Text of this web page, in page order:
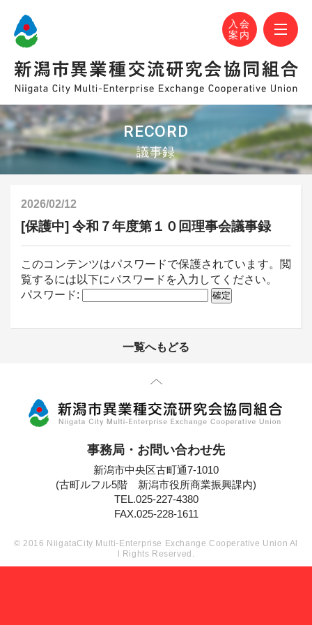
N-MEC 新潟市異業種交流研究会協同組合
おかげさまで設立30周年！
入会
案内
RECORD
議事録
2026/02/12
[保護中] 令和７年度第１０回理事会議事録
このコンテンツはパスワードで保護されています。閲
覧するには以下にパスワードを入力してください。
パスワード:
一覧へもどる
事務局・お問い合わせ先
新潟市中央区古町通7-1010
(古町ルフル5階 新潟市役所商業振興課内)
TEL.025-227-4380
FAX.025-228-1611
© 2016 NiigataCity Multi-Enterprise Exchange Cooperative Union Al
l Rights Reserved.